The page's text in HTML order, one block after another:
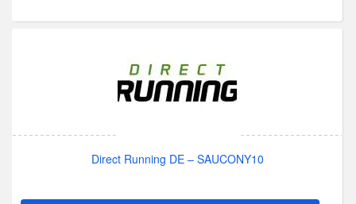
Direct Running DE – SAUCONY10